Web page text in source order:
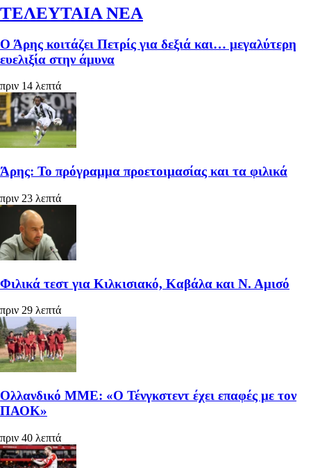
ΤΕΛΕΥΤΑΙΑ ΝΕΑ
Ο Άρης κοιτάζει Πετρίς για δεξιά και… μεγαλύτερη
ευελιξία στην άμυνα
πριν 14 λεπτά
Άρης: Το πρόγραμμα προετοιμασίας και τα φιλικά
πριν 23 λεπτά
Φιλικά τεστ για Κιλκισιακό, Καβάλα και Ν. Αμισό
πριν 29 λεπτά
Ολλανδικό ΜΜΕ: «Ο Τένγκστεντ έχει επαφές με τον
ΠΑΟΚ»
πριν 40 λεπτά